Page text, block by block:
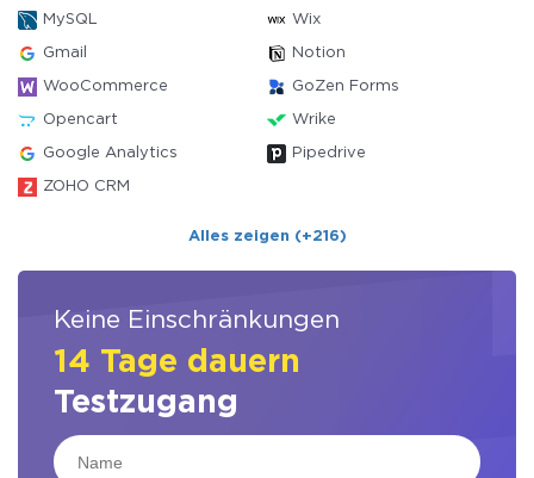
MySQL Wix
Gmail Notion
WooCommerce GoZen Forms
Opencart Wrike
Google Analytics Pipedrive
ZOHO CRM
Alles zeigen (+216)
Keine Einschränkungen
14 Tage dauern
Testzugang